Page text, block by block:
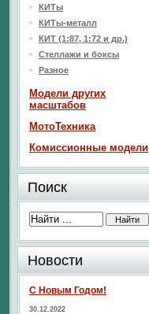
КИТы
КИТы-металл
КИТ (1:87, 1:72 и др.)
Стеллажи и боксы
Разное
Модели других
масштабов
МотоТехника
Комиссионные модели
Поиск
Новости
С Новым Годом!
30.12.2022